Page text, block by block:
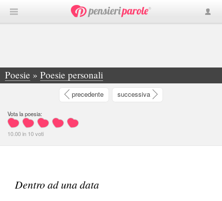
Poesie » Poesie personali
»Dentro ad una data - Ci sono anni che segnano in eterno, Anni in... - Sabina Patruno
precedente successiva
Vota la poesia:
10.00in 10voti
Dentro ad una data